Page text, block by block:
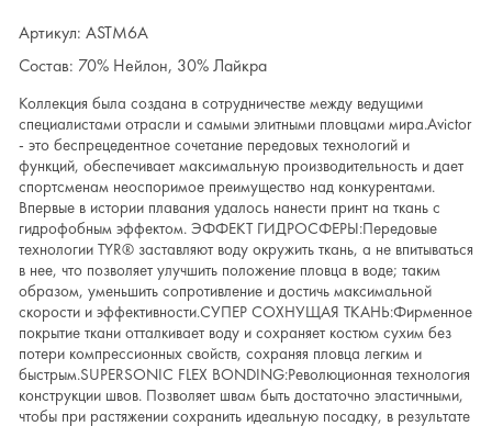
Артикул: ASTM6A
Состав: 70% Нейлон, 30% Лайкра
Коллекция была создана в сотрудничестве между ведущими
специалистами отрасли и самыми элитными пловцами мира.Avictor
- это беспрецедентное сочетание передовых технологий и
функций, обеспечивает максимальную производительность и дает
спортсменам неоспоримое преимущество над конкурентами.
Впервые в истории плавания удалось нанести принт на ткань с
гидрофобным эффектом. ЭФФЕКТ ГИДРОСФЕРЫ:Передовые
технологии TYR® заставляют воду окружить ткань, а не впитываться
в нее, что позволяет улучшить положение пловца в воде; таким
образом, уменьшить сопротивление и достичь максимальной
скорости и эффективности.СУПЕР СОХНУЩАЯ ТКАНЬ:Фирменное
покрытие ткани отталкивает воду и сохраняет костюм сухим без
потери компрессионных свойств, сохраняя пловца легким и
быстрым.SUPERSONIC FLEX BONDING:Революционная технология
конструкции швов. Позволяет швам быть достаточно эластичными,
чтобы при растяжении сохранить идеальную посадку, в результате